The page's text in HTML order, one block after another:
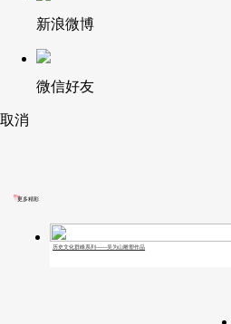
新浪微博
微信好友
取消
更多精彩
历史文化群峰系列——吴为山雕塑作品